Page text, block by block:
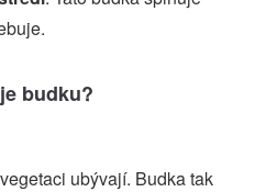
budku?
ubývají. Budka tak